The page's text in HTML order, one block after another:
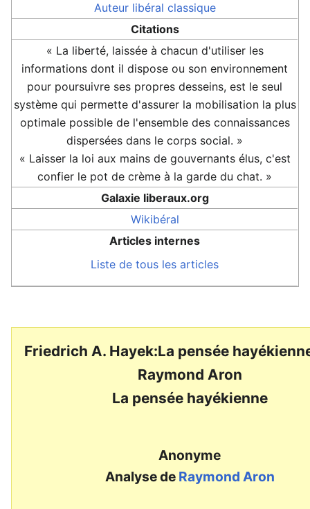
Auteur libéral classique
Citations
« La liberté, laissée à chacun d'utiliser les
informations dont il dispose ou son environnement
pour poursuivre ses propres desseins, est le seul
système qui permette d'assurer la mobilisation la plus
optimale possible de l'ensemble des connaissances
dispersées dans le corps social. »
« Laisser la loi aux mains de gouvernants élus, c'est
confier le pot de crème à la garde du chat. »
Galaxie liberaux.org
Wikibéral
Articles internes
Liste de tous les articles
Friedrich A. Hayek:La pensée
Raymond Aron
La pensée hayékienne
Anonyme
Analyse de Raymond Aron